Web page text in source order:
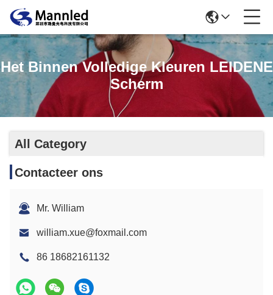
Het Binnen Volledige Kleuren LEIDENE
Scherm
All Category
Contacteer ons
Mr. William
william.xue@foxmail.com
86 18682161132